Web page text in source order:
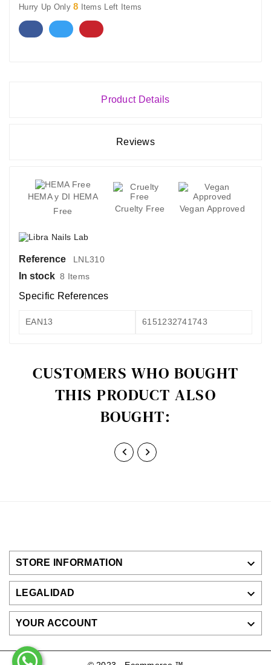
Hurry Up Only8 Items Left Items
Product Details
Reviews
HEMA y DI HEMA
Free
Cruelty Free Vegan Approved
Reference LNL310
In stock 8 Items
Specific References
EAN13 6151232741743
CUSTOMERS WHO BOUGHT
THIS PRODUCT ALSO
BOUGHT:
 
STORE INFORMATION 
LEGALIDAD 
YOUR ACCOUNT 